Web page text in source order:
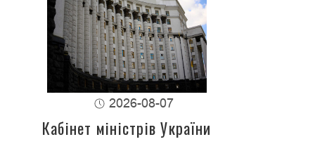
2026-08-07
Кабінет міністрів України